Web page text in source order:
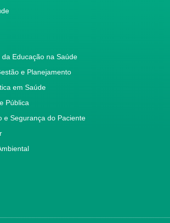
Educação na Saúde
e Planejamento
em Saúde
Pública
e Segurança do Paciente